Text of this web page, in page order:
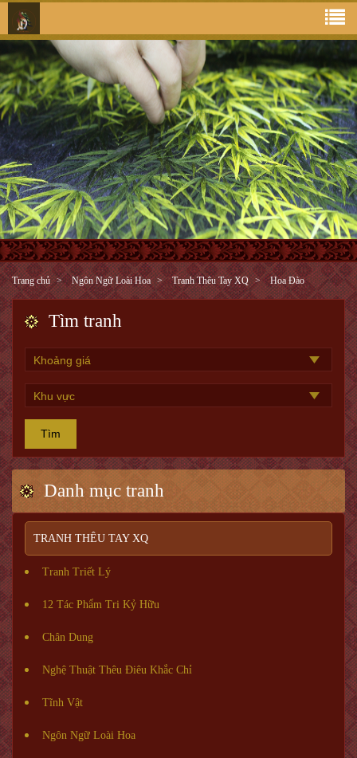
Trang chủ Ngôn Ngữ Loài Hoa Tranh Thêu Tay XQ Hoa Đào
Tìm tranh
Tìm
Danh mục tranh
TRANH THÊU TAY XQ
Tranh Triết Lý
12 Tác Phẩm Tri Kỷ Hữu
Chân Dung
Nghệ Thuật Thêu Điêu Khắc Chỉ
Tĩnh Vật
Ngôn Ngữ Loài Hoa